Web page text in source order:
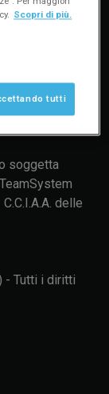
soggetta
delle
- Tutti i diritti
Scopri di più.
tutti